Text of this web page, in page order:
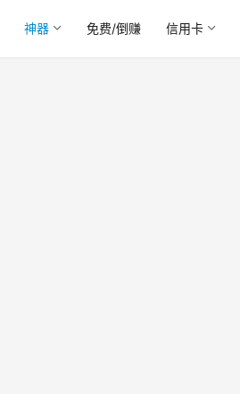
神器 免费/倒赚 信用卡